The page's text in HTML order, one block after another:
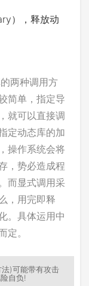
），释放动
两种调用方
简单，指定导
就可以直接调
定动态库的加
操作系统会将
，势必造成程
而显式调用采
，用完即释
。具体运用中
定。
)可能带有攻击
自负!